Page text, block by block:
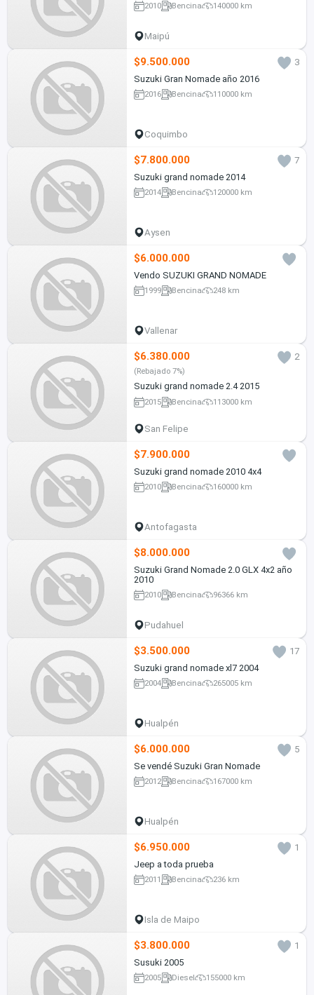
2010 Bencina 140000 km
Maipú
$9.500.000
3
Suzuki Gran Nomade año 2016
2016 Bencina 110000 km
Coquimbo
$7.800.000
7
Suzuki grand nomade 2014
2014 Bencina 120000 km
Aysen
$6.000.000
Vendo SUZUKI GRAND NOMADE
1999 Bencina 248 km
Vallenar
$6.380.000 2
(Rebajado 7%)
Suzuki grand nomade 2.4 2015
2015 Bencina 113000 km
San Felipe
$7.900.000
Suzuki grand nomade 2010 4x4
2010 Bencina 160000 km
Antofagasta
$8.000.000
Suzuki Grand Nomade 2.0 GLX 4x2 año
2010
2010 Bencina 96366 km
Pudahuel
$3.500.000
17
Suzuki grand nomade xl7 2004
2004 Bencina 265005 km
Hualpén
$6.000.000
5
Se vendé Suzuki Gran Nomade
2012 Bencina 167000 km
Hualpén
$6.950.000
1
Jeep a toda prueba
2011 Bencina 236 km
Isla de Maipo
$3.800.000
1
Susuki 2005
2005 Diesel 155000 km